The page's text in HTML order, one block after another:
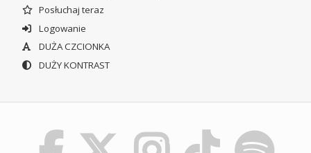
Posłuchaj teraz
Logowanie
DUŻA CZCIONKA
DUŻY KONTRAST